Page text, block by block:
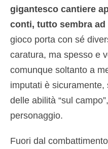
gigantesco cantiere
conti, tutto sembra
gioco porta con sé
caratura, ma spesso e
comunque soltanto a
imputati è
delle abilità “sul
personaggio.
Fuori dal